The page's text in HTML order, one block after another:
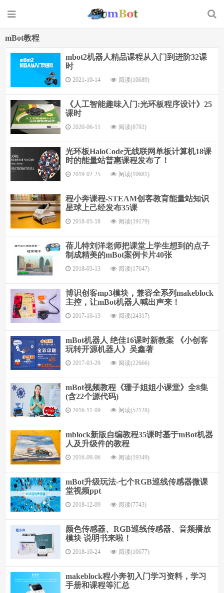
mBot教程
mbot2机器人精品课程从入门到进阶32课
时
2021-10-14 阅读(10689)
《人工智能趣味入门:光环板程序设计》25
课时
2020-06-11 阅读(8792)
光环板HaloCode无线联网单板计算机18课
时的能量站普惠课程发布了！
2019-02-25 阅读(10681)
程小奔课程-STEAM创客教育能量站知识
星球上己经发布35课
2018-05-18 阅读(19179)
蓓儿特刘洋老师把课堂上学生想到的点子
制成精美的mBot案例卡片40张
2018-03-13 阅读(17647)
博识创客mp3模块，兼容全系列makeblock
主控，让mBot机器人喊出声来！
2017-10-13 阅读(24317)
mBot机器人 绝佳16课时新教案 《小创客
玩转开源机器人》吴鑫著
2017-03-29 阅读(22666)
mBot视频教程《珊子姐姐小课堂》全8集
(含22个源代码)
2016-11-09 阅读(52128)
mblock新版自编教程35课时基于mBot机器
人及升级件的教程
2016-09-06 阅读(19349)
mBot升级玩法-七个RGB巡线传感器微课
堂视频ppt
2018-12-09 阅读(7743)
颜色传感器、RGB巡线传感器、音频播放
模块 说明书来啦！
2018-10-24 阅读(10677)
makeblock程小奔初入门学习资料，学习
手册和课程等汇总